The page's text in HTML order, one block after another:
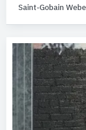
Saint-Gobain